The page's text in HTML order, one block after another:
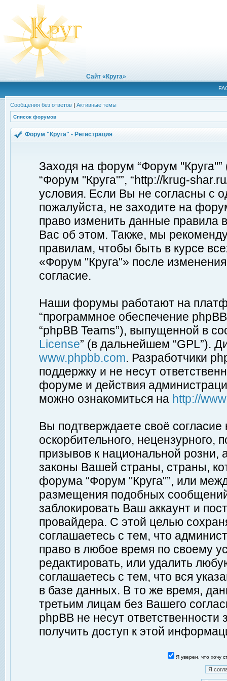
Сайт «Круга»
Сообщения без ответов | Активные темы
Список форумов
Форум "Круга" - Регистрация
Заходя на форум “Форум
“Форум "Круга"”, “http://krug-
условия. Если Вы не согласны с
пожалуйста, не заходите на
право изменить данные правила
Вас об этом. Также, мы
правилам, чтобы быть в курсе
«Форум "Круга"» после
согласие.
Наши форумы работают на
“программное обеспечение
“phpBB Teams”), выпущенной в
License” (в дальнейшем “GPL”).
www.phpbb.com. Разработчики
поддержку и не несут
форуме и действия
можно ознакомиться на http://
Вы подтверждаете своё
оскорбительного, нецензурного,
призывов к национальной
законы Вашей страны, страны,
форума “Форум "Круга"”, или
размещения подобных
заблокировать Ваш аккаунт и
провайдера. С этой целью
соглашаетесь с тем, что
право в любое время по своему
редактировать, или удалить
соглашаетесь с тем, что вся
в базе данных. В то же время,
третьим лицам без Вашего
phpBB не несут ответственности
получить доступ к этой
Я уверен, что хочу